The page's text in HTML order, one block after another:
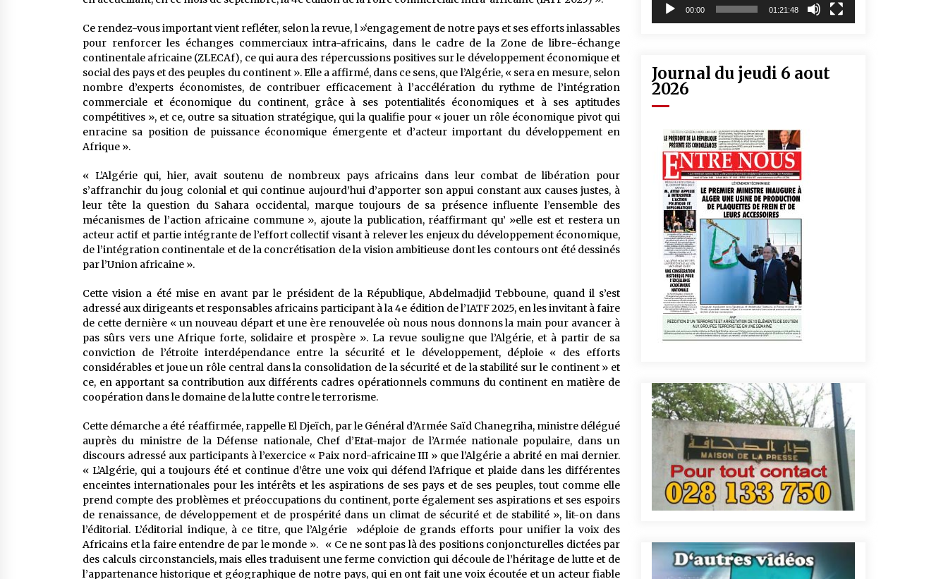
Ce rendez-vous important vient refléter, selon la revue, l »‘engagement de notre pays et ses efforts inlassables
pour renforcer les échanges commerciaux intra-africains, dans le cadre de la Zone de libre-échange
continentale africaine (ZLECAf), ce qui aura des répercussions positives sur le développement économique et
social des pays et des peuples du continent ». Elle a affirmé, dans ce sens, que l’Algérie, « sera en mesure, selon
nombre d’experts économistes, de contribuer efficacement à l’accélération du rythme de l’intégration
commerciale et économique du continent, grâce à ses potentialités économiques et à ses aptitudes
compétitives », et ce, outre sa situation stratégique, qui la qualifie pour « jouer un rôle économique pivot qui
enracine sa position de puissance économique émergente et d’acteur important du développement en
Afrique ».
« L’Algérie qui, hier, avait soutenu de nombreux pays africains dans leur combat de libération pour
s’affranchir du joug colonial et qui continue aujourd’hui d’apporter son appui constant aux causes justes, à
leur tête la question du Sahara occidental, marque toujours de sa présence influente l’ensemble des
mécanismes de l’action africaine commune », ajoute la publication, réaffirmant qu’ »elle est et restera un
acteur actif et partie intégrante de l’effort collectif visant à relever les enjeux du développement économique,
de l’intégration continentale et de la concrétisation de la vision ambitieuse dont les contours ont été dessinés
par l’Union africaine ».
Cette vision a été mise en avant par le président de la République, Abdelmadjid Tebboune, quand il s’est
adressé aux dirigeants et responsables africains participant à la 4e édition de l’IATF 2025, en les invitant à faire
de cette dernière « un nouveau départ et une ère renouvelée où nous nous donnons la main pour avancer à
pas sûrs vers une Afrique forte, solidaire et prospère ». La revue souligne que l’Algérie, et à partir de sa
conviction de l’étroite interdépendance entre la sécurité et le développement, déploie « des efforts
considérables et joue un rôle central dans la consolidation de la sécurité et de la stabilité sur le continent » et
ce, en apportant sa contribution aux différents cadres opérationnels communs du continent en matière de
coopération dans le domaine de la lutte contre le terrorisme.
Cette démarche a été réaffirmée, rappelle El Djeïch, par le Général d’Armée Saïd Chanegriha, ministre délégué
auprès du ministre de la Défense nationale, Chef d’Etat-major de l’Armée nationale populaire, dans un
discours adressé aux participants à l’exercice « Paix nord-africaine III » que l’Algérie a abrité en mai dernier.
« L’Algérie, qui a toujours été et continue d’être une voix qui défend l’Afrique et plaide dans les différentes
enceintes internationales pour les intérêts et les aspirations de ses pays et de ses peuples, tout comme elle
prend compte des problèmes et préoccupations du continent, porte également ses aspirations et ses espoirs
de renaissance, de développement et de prospérité dans un climat de sécurité et de stabilité », lit-on dans
l’éditorial. L’éditorial indique, à ce titre, que l’Algérie »déploie de grands efforts pour unifier la voix des
Africains et la faire entendre de par le monde ». « Ce ne sont pas là des positions conjoncturelles dictées par
des calculs circonstanciels, mais elles traduisent une ferme conviction qui découle de l’héritage de lutte et de
l’appartenance historique et géographique de notre pays, qui en ont fait une voix écoutée et un acteur fiable
00:00 01:21:48
Journal du jeudi 6 aout
2026